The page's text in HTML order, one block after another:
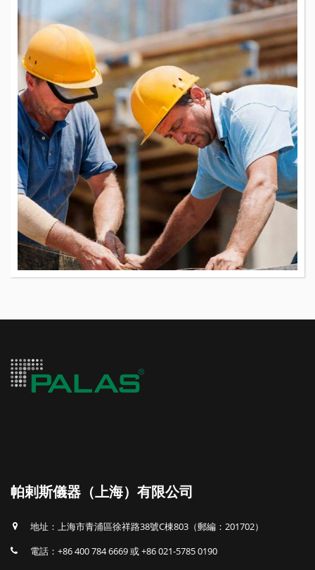
帕剌斯儀器（上海）有限公司
地址：上海市青浦區徐祥路38號C棟803（郵編：201702）
電話：+86 400 784 6669 或 +86 021-5785 0190